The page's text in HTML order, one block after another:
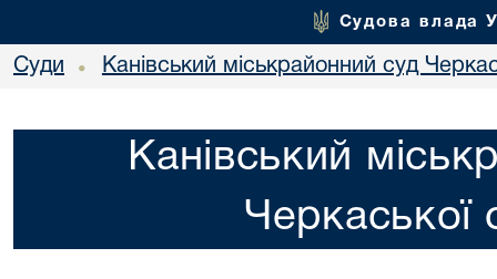
Судова влада
Суди • Канівський міськрайонний суд
Канівський
Черкаської